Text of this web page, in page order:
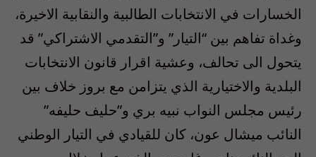
الخسارات في الانتخابات الطالبية والنقابية الاخيرة،
وغداة تفاهم بين “التيار” و”التقدمي الاشتراكي” قد
يتحول الى تحالف، وعشية اقرار قانون الانتخابات
البلدية والاختيارية الذي يتزامن مع بروز خلاف بين
رئيس مجلس النواب نبيه بري و”حليف حليفه”
النائب ميشال عون، كان للقيادي في التيار الوطني